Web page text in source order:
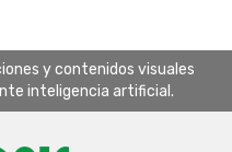
y contenidos visuales
inteligencia artificial.